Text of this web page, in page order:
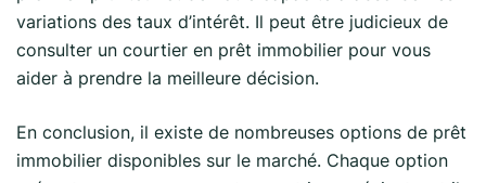
variations des taux d’intérêt. Il peut être judicieux de
consulter un courtier en prêt immobilier pour vous
aider à prendre la meilleure décision.
En conclusion, il existe de nombreuses options de prêt
immobilier disponibles sur le marché. Chaque option